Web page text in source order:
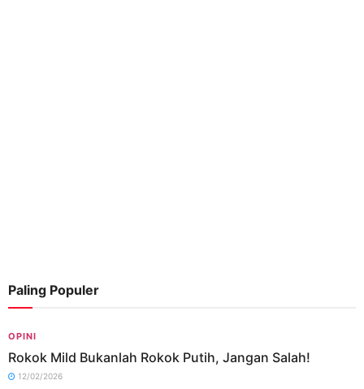
Paling Populer
OPINI
Rokok Mild Bukanlah Rokok Putih, Jangan Salah!
12/02/2026